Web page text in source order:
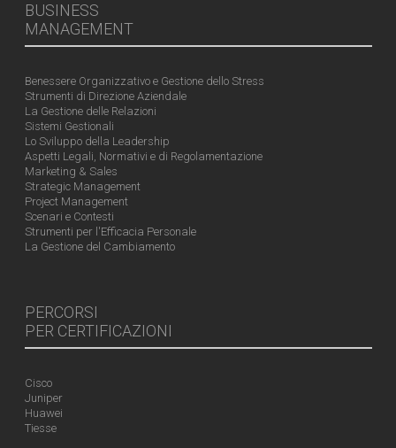
BUSINESS
MANAGEMENT
Benessere Organizzativo e Gestione dello Stress
Strumenti di Direzione Aziendale
La Gestione delle Relazioni
Sistemi Gestionali
Lo Sviluppo della Leadership
Aspetti Legali, Normativi e di Regolamentazione
Marketing & Sales
Strategic Management
Project Management
Scenari e Contesti
Strumenti per l'Efficacia Personale
La Gestione del Cambiamento
PERCORSI
PER CERTIFICAZIONI
Cisco
Juniper
Huawei
Tiesse